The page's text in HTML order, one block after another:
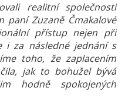
realitní společnosti
paní Zuzaně Čmakalové
přístup nejen při
i za následné jednání s
toho, že zaplacením
jak to bohužel bývá
hodně spokojených